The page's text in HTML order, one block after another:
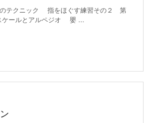
のテクニック 指をほぐす練習その２ 第
ケールとアルペジオ 嬰 ...